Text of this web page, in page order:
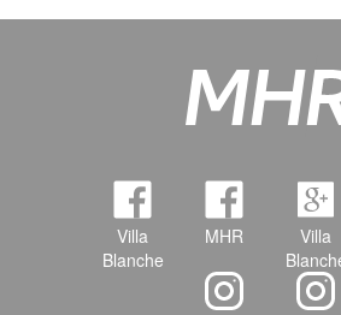
Villa
Blanche
MHR
Villa